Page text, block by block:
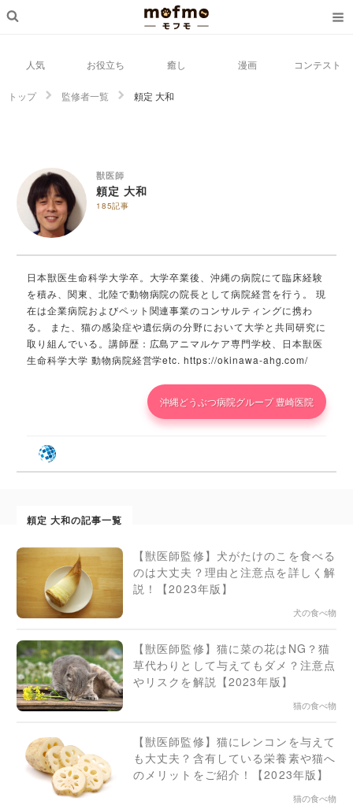
人気 お役立ち 癒し 漫画 コンテスト
トップ 監修者一覧 頼定 大和
獣医師
頼定 大和
185記事
日本獣医生命科学大学卒。大学卒業後、沖縄の病院にて臨床経験
を積み、関東、北陸で動物病院の院長として病院経営を行う。 現
在は企業病院およびペット関連事業のコンサルティングに携わ
る。 また、猫の感染症や遺伝病の分野において大学と共同研究に
取り組んでいる。講師歴：広島アニマルケア専門学校、日本獣医
生命科学大学 動物病院経営学etc. https://okinawa-ahg.com/
沖縄どうぶつ病院グループ 豊崎医院
頼定 大和の記事一覧
【獣医師監修】犬がたけのこを食べる
のは大丈夫？理由と注意点を詳しく解
説！【2023年版】
犬の食べ物
【獣医師監修】猫に菜の花はNG？猫
草代わりとして与えてもダメ？注意点
やリスクを解説【2023年版】
猫の食べ物
【獣医師監修】猫にレンコンを与えて
も大丈夫？含有している栄養素や猫へ
のメリットをご紹介！【2023年版】
猫の食べ物